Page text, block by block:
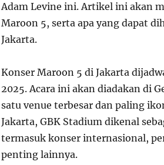
Adam Levine ini. Artikel ini akan
Maroon 5, serta apa yang dapat
Jakarta.
Konser Maroon 5 di Jakarta
2025. Acara ini akan diadakan di
satu venue terbesar dan paling
Jakarta, GBK Stadium dikenal
termasuk konser internasional,
penting lainnya.